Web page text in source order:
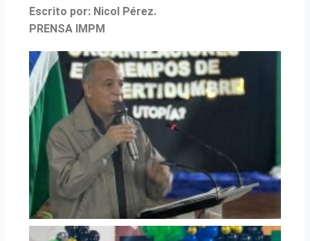
Escrito por: Nicol Pérez.
PRENSA IMPM